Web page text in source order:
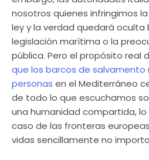
nosotros quienes infringimos la
ley y la verdad quedará oculta
legislación marítima o la
pública. Pero el propósito real
que los barcos de salvamento
personas en el Mediterráneo
de todo lo que escuchamos
una humanidad compartida,
caso de las fronteras
vidas sencillamente no